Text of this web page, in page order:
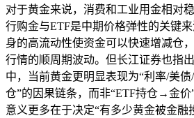
对于黄金来说，消费和工业用金相对
行购金与ETF是中期价格弹性的关键
身的高流动性使资金可以快速增减仓
行情的顺周期波动。但长江证券也指
中，当前黄金更明显表现为“利率/美
仓”的因果链条，而非“ETF持仓→金价
意义更多在于决定“有多少黄金被金融